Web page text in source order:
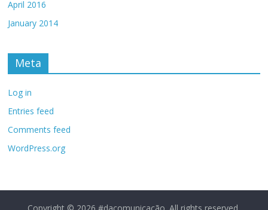
April 2016
January 2014
Meta
Log in
Entries feed
Comments feed
WordPress.org